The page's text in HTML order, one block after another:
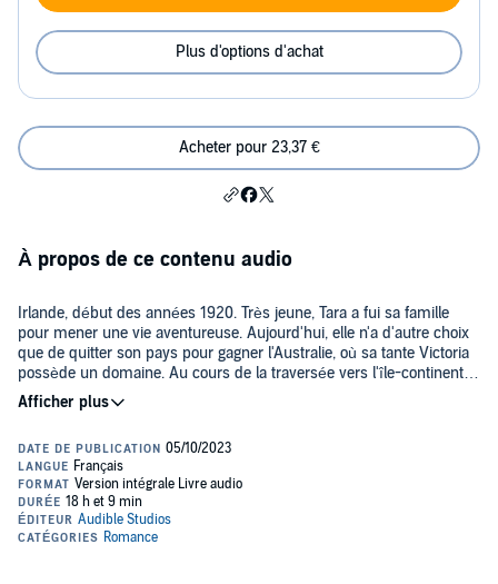
Plus d'options d'achat
Acheter pour 23,37 €
À propos de ce contenu audio
Irlande, début des années 1920. Très jeune, Tara a fui sa famille
pour mener une vie aventureuse. Aujourd'hui, elle n'a d'autre choix
que de quitter son pays pour gagner l'Australie, où sa tante Victoria
possède un domaine. Au cours de la traversée vers l'île-continent,
le bateau sur lequel Tara a embarqué fait naufrage. La jeune femme
en réchappe, mais elle a désormais la charge de deux jeunes
en fin chez Victoria, au cœur de l'outback, Tara trouve une propriété
au bord de la ruine. Sans bien mesurer les conséquences de sa
décision, elle se lance alors le dé fi de sauver le domaine de
Tambora... Dans sa nouvelle saga, celle que les médias ont baptisé
la " fée australienne du roman d'évasion " met en scène une
Lark.
©2023 L'Archipel (P)2023 Audible GmbH